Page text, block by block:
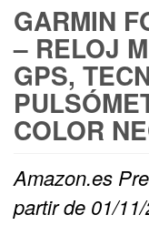
GARMIN
– RELOJ
GPS,
COLOR
Amazon.es
partir de 01/